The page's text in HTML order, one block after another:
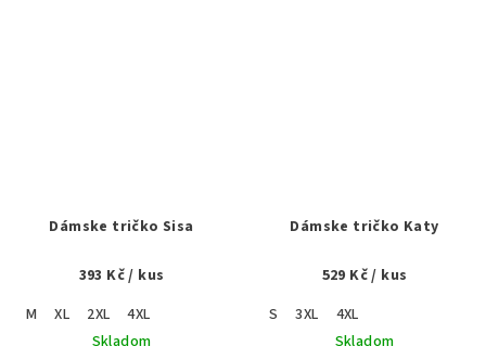
Dámske tričko Sisa
393 Kč/ kus
M
XL 2XL
4XL
Skladom
Dámske tričko Katy
529 Kč/ kus
S
3XL
4XL
Skladom